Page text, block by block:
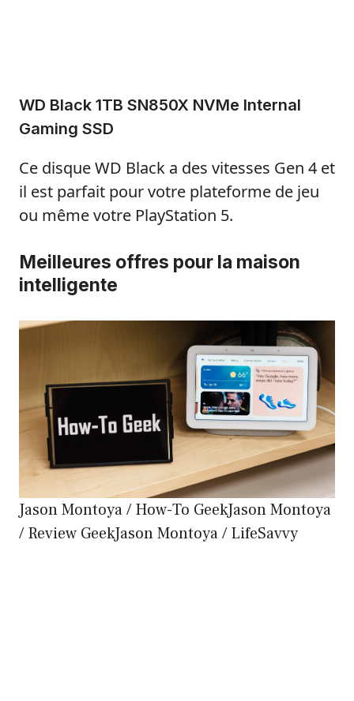
WD Black 1TB SN850X NVMe Internal
Gaming SSD
Ce disque WD Black a des vitesses Gen 4 et
il est parfait pour votre plateforme de jeu
ou même votre PlayStation 5.
Meilleures offres pour la maison
intelligente
Jason Montoya / How-To GeekJason Montoya
/ Review GeekJason Montoya / LifeSavvy